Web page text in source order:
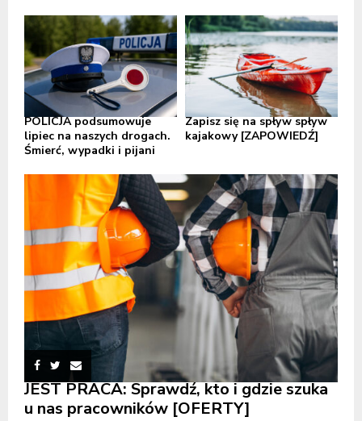
POLICJA podsumowuje
lipiec na naszych drogach.
Śmierć, wypadki i pijani
Zapisz się na spływ spływ
kajakowy [ZAPOWIEDŹ]
JEST PRACA: Sprawdź, kto i gdzie szuka
u nas pracowników [OFERTY]